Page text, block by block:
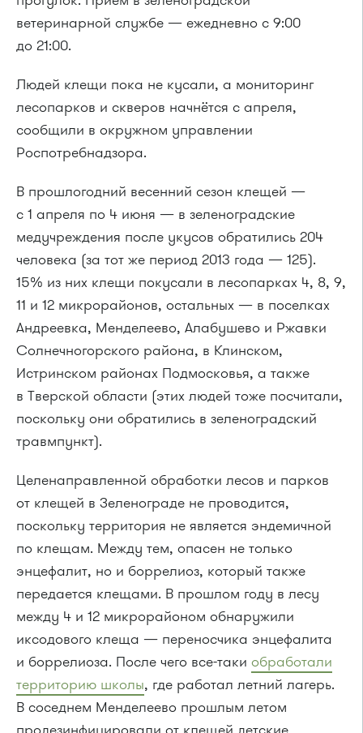
ветеринарной службе — ежедневно с 9:00
до 21:00.
Людей клещи пока не кусали, а мониторинг
лесопарков и скверов начнётся с апреля,
сообщили в окружном управлении
Роспотребнадзора.
В прошлогодний весенний сезон клещей —
с 1 апреля по 4 июня — в зеленоградские
медучреждения после укусов обратились 204
человека (за тот же период 2013 года — 125).
15% из них клещи покусали в лесопарках 4, 8, 9,
11 и 12 микрорайонов, остальных — в поселках
Андреевка, Менделеево, Алабушево и Ржавки
Солнечногорского района, в Клинском,
Истринском районах Подмосковья, а также
в Тверской области (этих людей тоже посчитали,
поскольку они обратились в зеленоградский
травмпункт).
Целенаправленной обработки лесов и парков
от клещей в Зеленограде не проводится,
поскольку территория не является эндемичной
по клещам. Между тем, опасен не только
энцефалит, но и боррелиоз, который также
передается клещами. В прошлом году в лесу
между 4 и 12 микрорайоном обнаружили
иксодового клеща — переносчика энцефалита
и боррелиоза. После чего все-таки обработали
территорию школы, где работал летний лагерь.
В соседнем Менделеево прошлым летом